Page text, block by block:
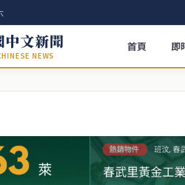
中文新聞
NEWS
首頁 即